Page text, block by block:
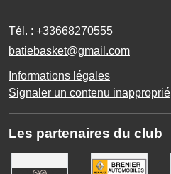
Tél. : +33668270555
batiebasket@gmail.com
Informations légales
Signaler un contenu inapproprié
Les partenaires du club